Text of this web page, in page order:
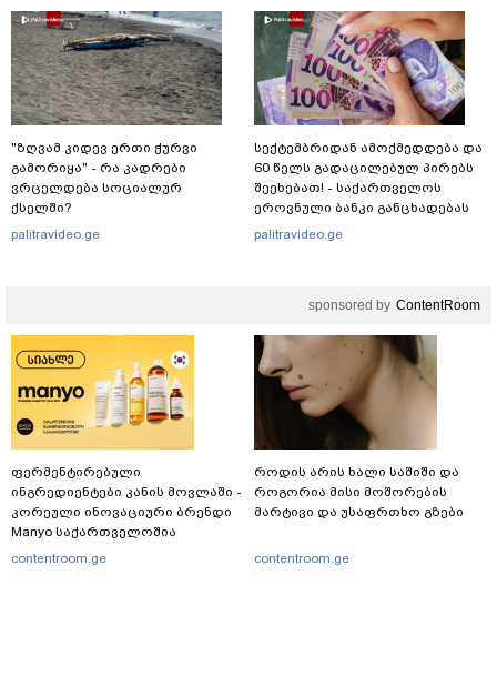
რომელსაც
არასრულწლოვანები
ფიზიკურად გაუსწორდნენ?
"ზღვამ კიდევ ერთი ჭურვი
გამორიყა" - რა კადრები
ვრცელდება სოციალურ
ქსელში?
palitravideo.ge
სექტემბრიდან ამოქმედდება და
60 წელს გადაცილებულ პირებს
შეეხებათ! - საქართველოს
ეროვნული ბანკი განცხადებას
ავრცელებს
palitravideo.ge
sponsored by ContentRoom
ფერმენტირებული
ინგრედიენტები კანის მოვლაში -
კორეული ინოვაციური ბრენდი
Manyo საქართველოშია
contentroom.ge
როდის არის ხალი საშიში და
როგორია მისი მოშორების
მარტივი და უსაფრთხო გზები
contentroom.ge